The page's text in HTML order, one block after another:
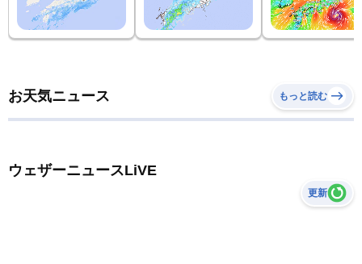
お天気ニュース もっと読む
ウェザーニュースLiVE
更新